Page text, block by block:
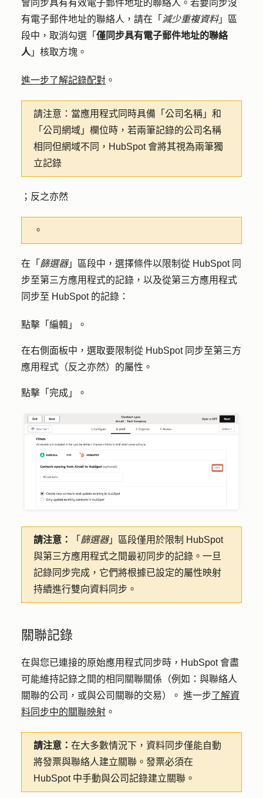
會同步具有有效電子郵件地址的聯絡人。若要同步沒
有電子郵件地址的聯絡人，請在「 減少重複資料」區
段中，取消勾選「 僅同步具有電子郵件地址的聯絡
人」核取方塊。
進一步了解記錄配對 。
請注意： 當應用程式同時具備「公司名稱」和
「公司網域」欄位時，若兩筆記錄的公司名稱
相同但網域不同，HubSpot 會將其視為兩筆獨
立記錄
；反之亦然
。
在「 篩選器」區段中，選擇條件以限制從 HubSpot 同
步至第三方應用程式的記錄，以及從第三方應用程式
同步至 HubSpot 的記錄：
點擊「 編輯」。
在右側面板中，選取要限制從 HubSpot 同步至第三方
應用程式（反之亦然）的屬性。
點擊「 完成 」。
請注意： 「 篩選器」區段僅用於限制 HubSpot
與第三方應用程式之間最初同步的記錄。一旦
記錄同步完成，它們將根據已設定的屬性映射
持續進行雙向資料同步。
關聯記錄
在與您已連接的原始應用程式同步時，HubSpot 會盡
可能維持記錄之間的相同關聯關係（例如：與聯絡人
關聯的公司，或與公司關聯的交易）。 進一步了解資
料同步中的關聯映射 。
請注意： 在大多數情況下，資料同步僅能自動
將發票與聯絡人建立關聯。發票必須在
HubSpot 中手動與公司記錄建立關聯。